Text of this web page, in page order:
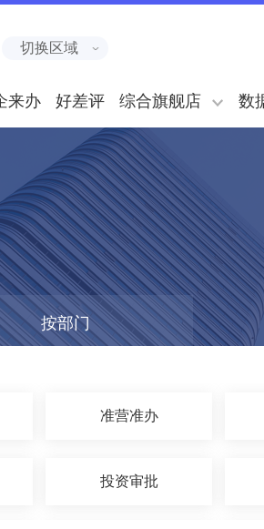
切换区域
来办 好差评 综合旗舰店 数
按部门
准营准办
投资审批